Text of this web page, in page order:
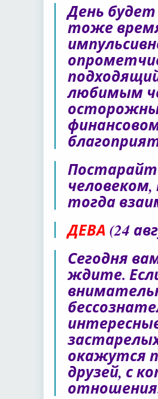
День
тоже
любимым
тогда
ДЕВА (24
Сегодня
ждите.
окажутся
друзей, с